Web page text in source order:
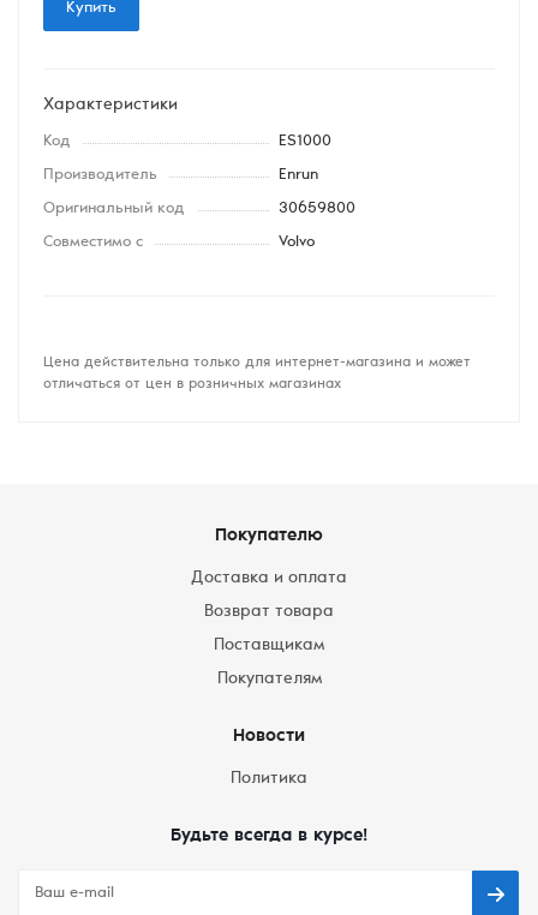
Купить
Характеристики
Код ES1000
Производитель Enrun
Оригинальный код 30659800
Совместимо с Volvo
Цена действительна только для интернет-магазина и может
отличаться от цен в розничных магазинах
Покупателю
Доставка и оплата
Возврат товара
Поставщикам
Покупателям
Новости
Политика
Будьте всегда в курсе!